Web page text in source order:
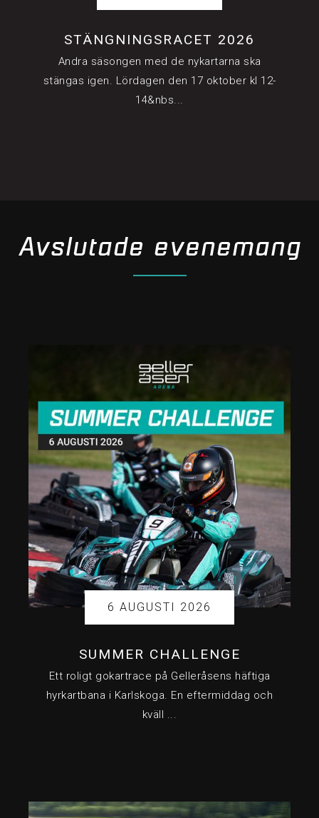
STÄNGNINGSRACET 2026
Andra säsongen med de nykartarna ska
stängas igen. Lördagen den 17 oktober kl 12-
14&nbs...
Avslutade evenemang
6 AUGUSTI 2026
SUMMER CHALLENGE
Ett roligt gokartrace på Gelleråsens häftiga
hyrkartbana i Karlskoga. En eftermiddag och
kväll ...